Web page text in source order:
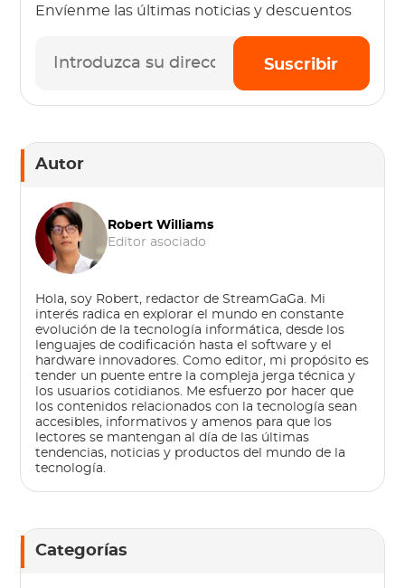
Envíenme las últimas noticias y descuentos
Suscribir
Autor
Robert Williams
Editor asociado
Hola, soy Robert, redactor de StreamGaGa. Mi
interés radica en explorar el mundo en constante
evolución de la tecnología informática, desde los
lenguajes de codificación hasta el software y el
hardware innovadores. Como editor, mi propósito es
tender un puente entre la compleja jerga técnica y
los usuarios cotidianos. Me esfuerzo por hacer que
los contenidos relacionados con la tecnología sean
accesibles, informativos y amenos para que los
lectores se mantengan al día de las últimas
tendencias, noticias y productos del mundo de la
tecnología.
Categorías